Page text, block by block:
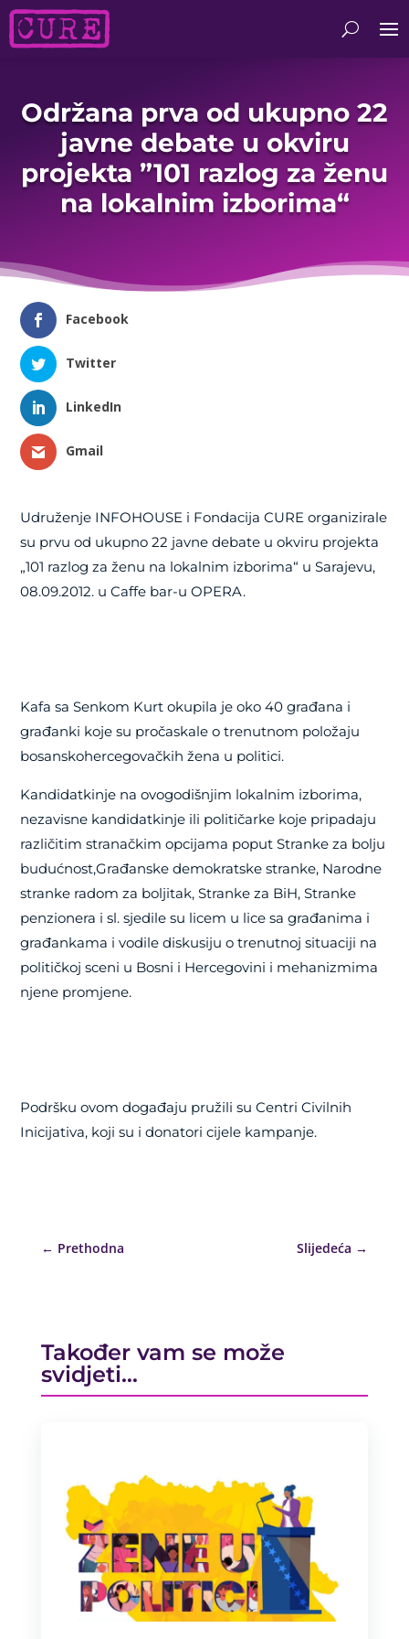
Održana prva od ukupno 22
javne debate u okviru
projekta ”101 razlog za ženu
na lokalnim izborima“
Facebook
Twitter
LinkedIn
Gmail
Udruženje INFOHOUSE i Fondacija CURE organizirale
su prvu od ukupno 22 javne debate u okviru projekta
„101 razlog za ženu na lokalnim izborima“ u Sarajevu,
08.09.2012. u Caffe bar-u OPERA.
Kafa sa Senkom Kurt okupila je oko 40 građana i
građanki koje su pročaskale o trenutnom položaju
bosanskohercegovačkih žena u politici.
Kandidatkinje na ovogodišnjim lokalnim izborima,
nezavisne kandidatkinje ili političarke koje pripadaju
različitim stranačkim opcijama poput Stranke za bolju
budućnost,Građanske demokratske stranke, Narodne
stranke radom za boljitak, Stranke za BiH, Stranke
penzionera i sl. sjedile su licem u lice sa građanima i
građankama i vodile diskusiju o trenutnoj situaciji na
političkoj sceni u Bosni i Hercegovini i mehanizmima
njene promjene.
Podršku ovom događaju pružili su Centri Civilnih
Inicijativa, koji su i donatori cijele kampanje.
← Prethodna Slijedeća →
Također vam se može
svidjeti…